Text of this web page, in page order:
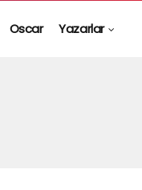
Oscar Yazarlar